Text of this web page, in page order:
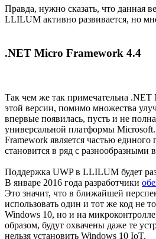
Правда, нужно сказать, что данная
LLILUM активно развивается, но
.NET Micro Framework 4.4
Так чем же так примечательна
этой версии, помимо множества
впервые появилась, пусть и не
универсальной платформы
Framework является частью единого
становится в ряд с разнообразными
Поддержка UWP в LLILUM будет
В январе 2016 года разработчики
Это значит, что в ближайшей
использовать один и тот же код не
Windows 10, но и на
образом, будут охвачены даже те
нельзя установить Windows 10 IoT.